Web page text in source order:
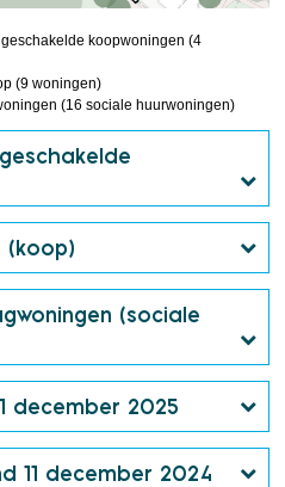
koopwoningen (4
(9 woningen)
(16 sociale huurwoningen)
(koop)
(sociale
december 2025
11 december 2024